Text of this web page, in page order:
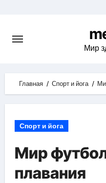
content
Мир
Главная Спорт и йога
Спорт и йога
Мир
плавания